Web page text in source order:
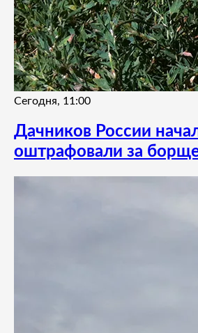
Сегодня, 11:00
Дачников России
оштрафовали за